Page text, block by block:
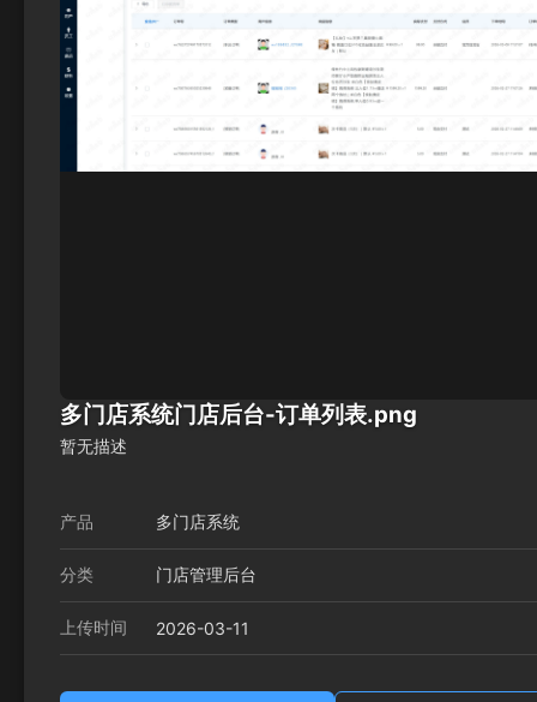
多门店系统门店后台-订单列表.png
暂无描述
产品 多门店系统
分类 门店管理后台
上传时间 2026-03-11